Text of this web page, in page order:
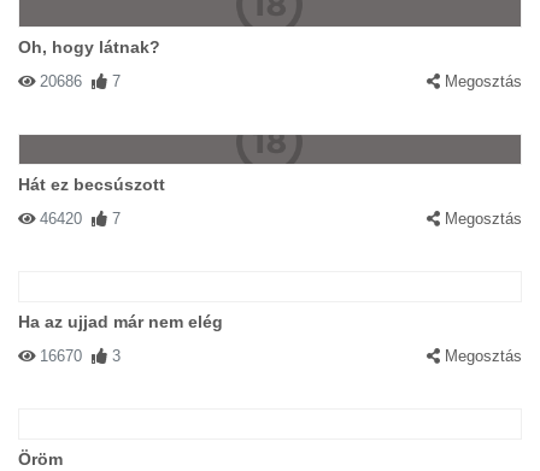
Oh, hogy látnak?
20686 7 Megosztás
Hát ez becsúszott
46420 7 Megosztás
Ha az ujjad már nem elég
16670 3 Megosztás
Öröm